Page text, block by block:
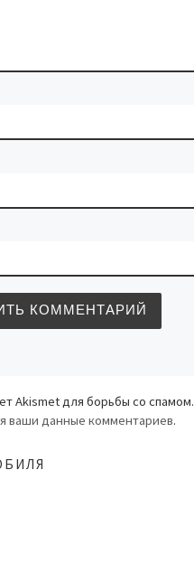
Akismet для борьбы со спамом.
ваши данные комментариев.